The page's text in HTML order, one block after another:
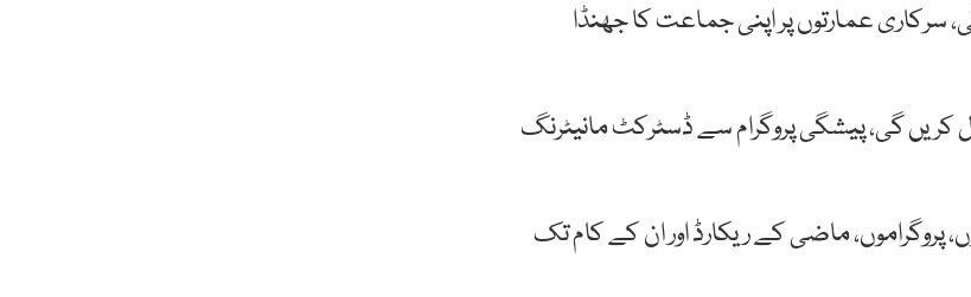
عمارتوں پر اپنی جماعت کا جھنڈا
گی، پیشگی پروگرام سے ڈسٹرکٹ مانیٹرنگ
پروگراموں، ماضی کے ریکارڈ اور ان کے کام تک